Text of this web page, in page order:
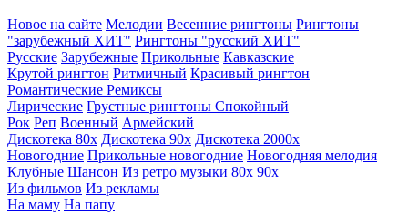
Новое на сайте Мелодии Весенние рингтоны Рингтоны
"зарубежный ХИТ" Рингтоны "русский ХИТ"
Русские Зарубежные Прикольные Кавказские
Крутой рингтон Ритмичный Красивый рингтон
Романтические Ремиксы
Лирические Грустные рингтоны Спокойный
Рок Реп Военный Армейский
Дискотека 80х Дискотека 90х Дискотека 2000х
Новогодние Прикольные новогодние Новогодняя мелодия
Клубные Шансон Из ретро музыки 80х 90х
Из фильмов Из рекламы
На маму На папу